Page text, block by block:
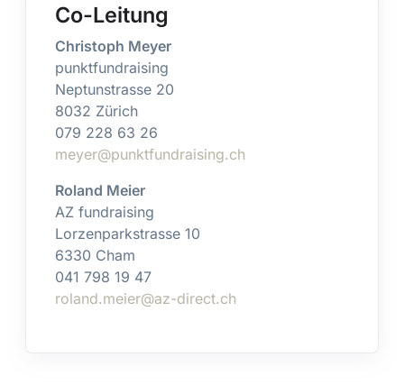
Co-Leitung
Christoph Meyer
punktfundraising
Neptunstrasse 20
8032 Zürich
079 228 63 26
meyer@punktfundraising.ch
Roland Meier
AZ fundraising
Lorzenparkstrasse 10
6330 Cham
041 798 19 47
roland.meier@az-direct.ch